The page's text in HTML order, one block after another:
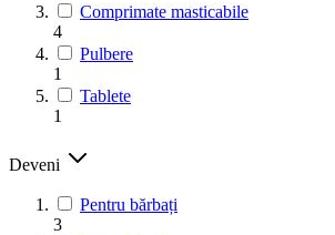
Comprimate masticabile
4
Pulbere
1
Tablete
1
Deveni
Pentru bărbați
3